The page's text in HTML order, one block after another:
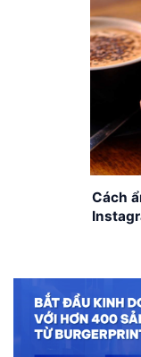
Cách